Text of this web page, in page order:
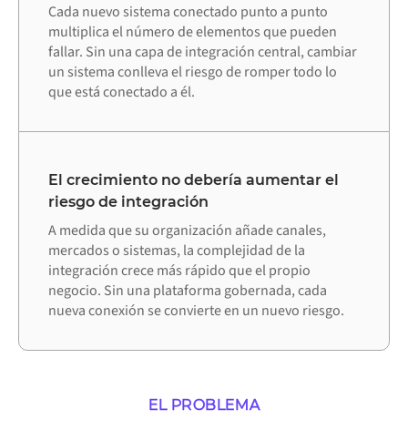
Cada nuevo sistema conectado punto a punto
multiplica el número de elementos que pueden
fallar. Sin una capa de integración central, cambiar
un sistema conlleva el riesgo de romper todo lo
que está conectado a él.
El crecimiento no debería aumentar el
riesgo de integración
A medida que su organización añade canales,
mercados o sistemas, la complejidad de la
integración crece más rápido que el propio
negocio. Sin una plataforma gobernada, cada
nueva conexión se convierte en un nuevo riesgo.
EL PROBLEMA